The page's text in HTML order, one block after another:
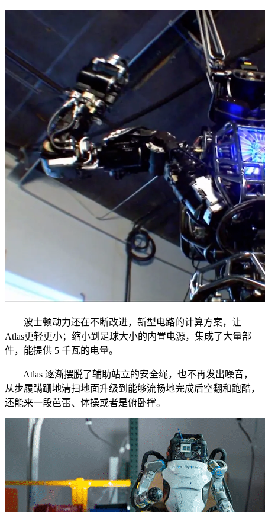
波士顿动力还在不断改进，新型电路的计算方案，让
Atlas更轻更小；缩小到足球大小的内置电源，集成了大量部
件，能提供 5 千瓦的电量。
Atlas 逐渐摆脱了辅助站立的安全绳，也不再发出噪音，
从步履蹒跚地清扫地面升级到能够流畅地完成后空翻和跑酷，
还能来一段芭蕾、体操或者是俯卧撑。